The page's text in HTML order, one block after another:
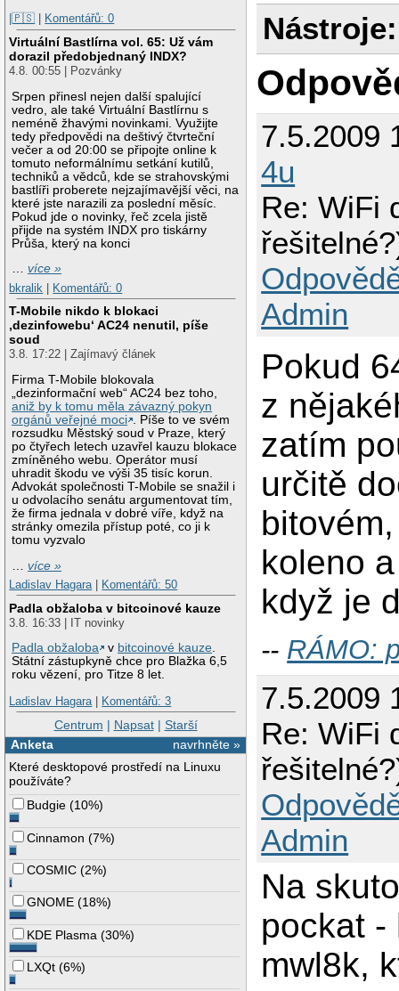
|🇵🇸
Komentářů: 0
Virtuální Bastlírna vol. 65: Už vám
dorazil předobjednaný INDX?
4.8. 00:55 | Pozvánky
Srpen přinesl nejen další spalující
vedro, ale také Virtuální Bastlírnu s
neméně žhavými novinkami. Využijte
tedy předpovědi na deštivý čtvrteční
večer a od 20:00 se připojte online k
tomuto neformálnímu setkání kutilů,
techniků a vědců, kde se strahovskými
bastlíři proberete nejzajímavější věci, na
které jste narazili za poslední měsíc.
Pokud jde o novinky, řeč zcela jistě
přijde na systém INDX pro tiskárny
Průša, který na konci
…více »
bkralik | Komentářů: 0
T-Mobile nikdo k blokaci
‚dezinfowebu‘ AC24 nenutil, píše
soud
3.8. 17:22 | Zajímavý článek
Firma T-Mobile blokovala
„dezinformační web“ AC24 bez toho,
aniž by k tomu měla závazný pokyn
orgánů veřejné moci
. Píše to ve svém
rozsudku Městský soud v Praze, který
po čtyřech letech uzavřel kauzu blokace
zmíněného webu. Operátor musí
uhradit škodu ve výši 35 tisíc korun.
Advokát společnosti T-Mobile se snažil i
u odvolacího senátu argumentovat tím,
že firma jednala v dobré víře, když na
stránky omezila přístup poté, co ji k
tomu vyzvalo
…více »
Ladislav Hagara| Komentářů: 50
Padla obžaloba v bitcoinové kauze
3.8. 16:33 | IT novinky
Padla obžaloba
v bitcoinové kauze.
Státní zástupkyně chce pro Blažka 6,5
roku vězení, pro Titze 8 let.
Ladislav Hagara| Komentářů: 3
Centrum | Napsat| Starší
navrhněte »
Anketa
Které desktopové prostředí na Linuxu
používáte?
Budgie (10%)
Cinnamon (7%)
COSMIC (2%)
GNOME (18%)
KDE Plasma (30%)
LXQt (6%)
Nástroje:
7.5.2009
4u
Re: WiFi
Admin
Pokud
z
zatím
určitě
koleno
když je
-- RÁMO:
7.5.2009
Re: WiFi
Admin
Na
pockat -
mwl8k,